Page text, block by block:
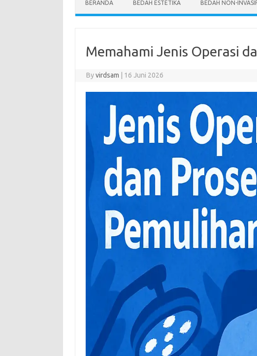
BERANDA BEDAH ESTETIKA BEDAH NON-
Memahami Jenis Operasi
Byvirdsam 16 Juni 2026